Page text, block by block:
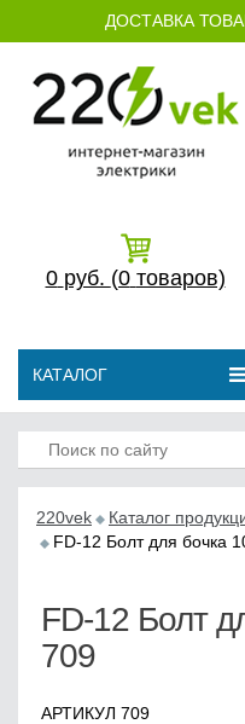
ДОСТАВКА
0 руб. (0 товаров)
КАТАЛОГ
220vek
Каталог
FD-12 Болт для бочка
FD-12 Болт
709
АРТИКУЛ 709